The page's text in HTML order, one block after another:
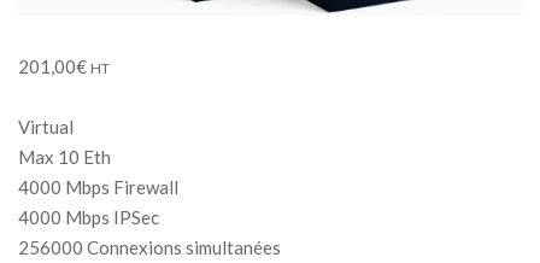
201,00€ HT
Virtual
Max 10 Eth
4000 Mbps Firewall
4000 Mbps IPSec
256000 Connexions simultanées